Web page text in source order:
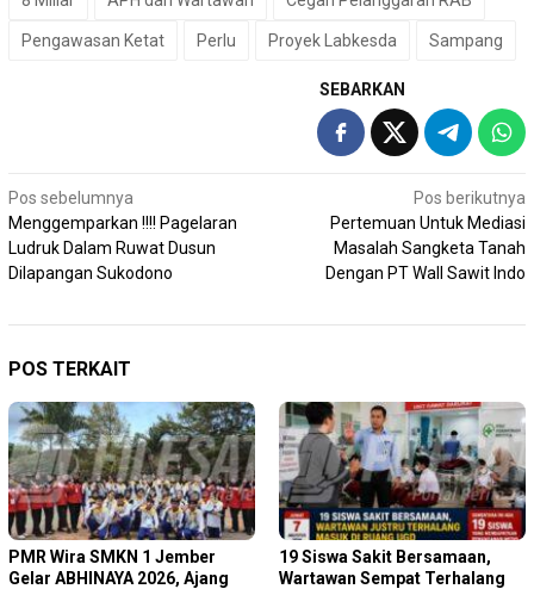
Pengawasan Ketat Perlu Proyek Labkesda Sampang
SEBARKAN
Navigasi
pos
Pos sebelumnya
Menggemparkan !!!! Pagelaran
Ludruk Dalam Ruwat Dusun
Dilapangan Sukodono
Pos berikutnya
Pertemuan Untuk Mediasi
Masalah Sangketa Tanah
Dengan PT Wall Sawit Indo
POS TERKAIT
PMR Wira SMKN 1 Jember
Gelar ABHINAYA 2026, Ajang
19 Siswa Sakit Bersamaan,
Wartawan Sempat Terhalang